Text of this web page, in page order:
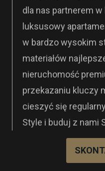
dla nas partnerem
luksusowy
w bardzo wysokim
materiałów
nieruchomość
przekazaniu kluczy
cieszyć się
Style i buduj z nami